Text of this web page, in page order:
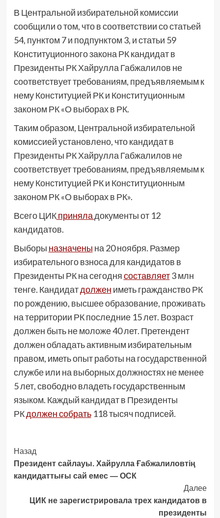
В Центральной избирательной комиссии
сообщили о том, что в соответствии со статьей
54, пунктом 7 и подпунктом 3, и статьи 59
Конституционного закона РК кандидат в
Президенты РК Хайрулла Габжалилов не
соответствует требованиям, предъявляемым к
нему Конституцией РК и Конституционным
законом РК «О выборах в РК.
Таким образом, Центральной избирательной
комиссией установлено, что кандидат в
Президенты РК Хайрулла Габжалилов не
соответствует требованиям, предъявляемым к
нему Конституцией РК и Конституционным
законом РК «О выборах в РК».
Всего ЦИКприняладокументы от 12
кандидатов.
Выборы назначены на 20 ноября. Размер
избирательного взноса для кандидатов в
Президенты РК на сегоднясоставляет3 млн
тенге. Кандидатдолжен иметь гражданство РК
по рождению, высшее образование, проживать
на территории РК последние 15 лет. Возраст
должен быть не моложе 40 лет. Претендент
должен обладать активным избирательным
правом, иметь опыт работы на государственной
службе или на выборных должностях не менее
5 лет, свободно владеть государственным
языком. Каждый кандидат в Президенты
РКдолжен собрать118 тысяч подписей.
Post
Navigation
Назад
Президент сайлауы. Хайрулла Ғабжалиловтің
кандидаттығы сай емес — ОСК
Далее
ЦИК не зарегистрировала трех кандидатов в
президенты